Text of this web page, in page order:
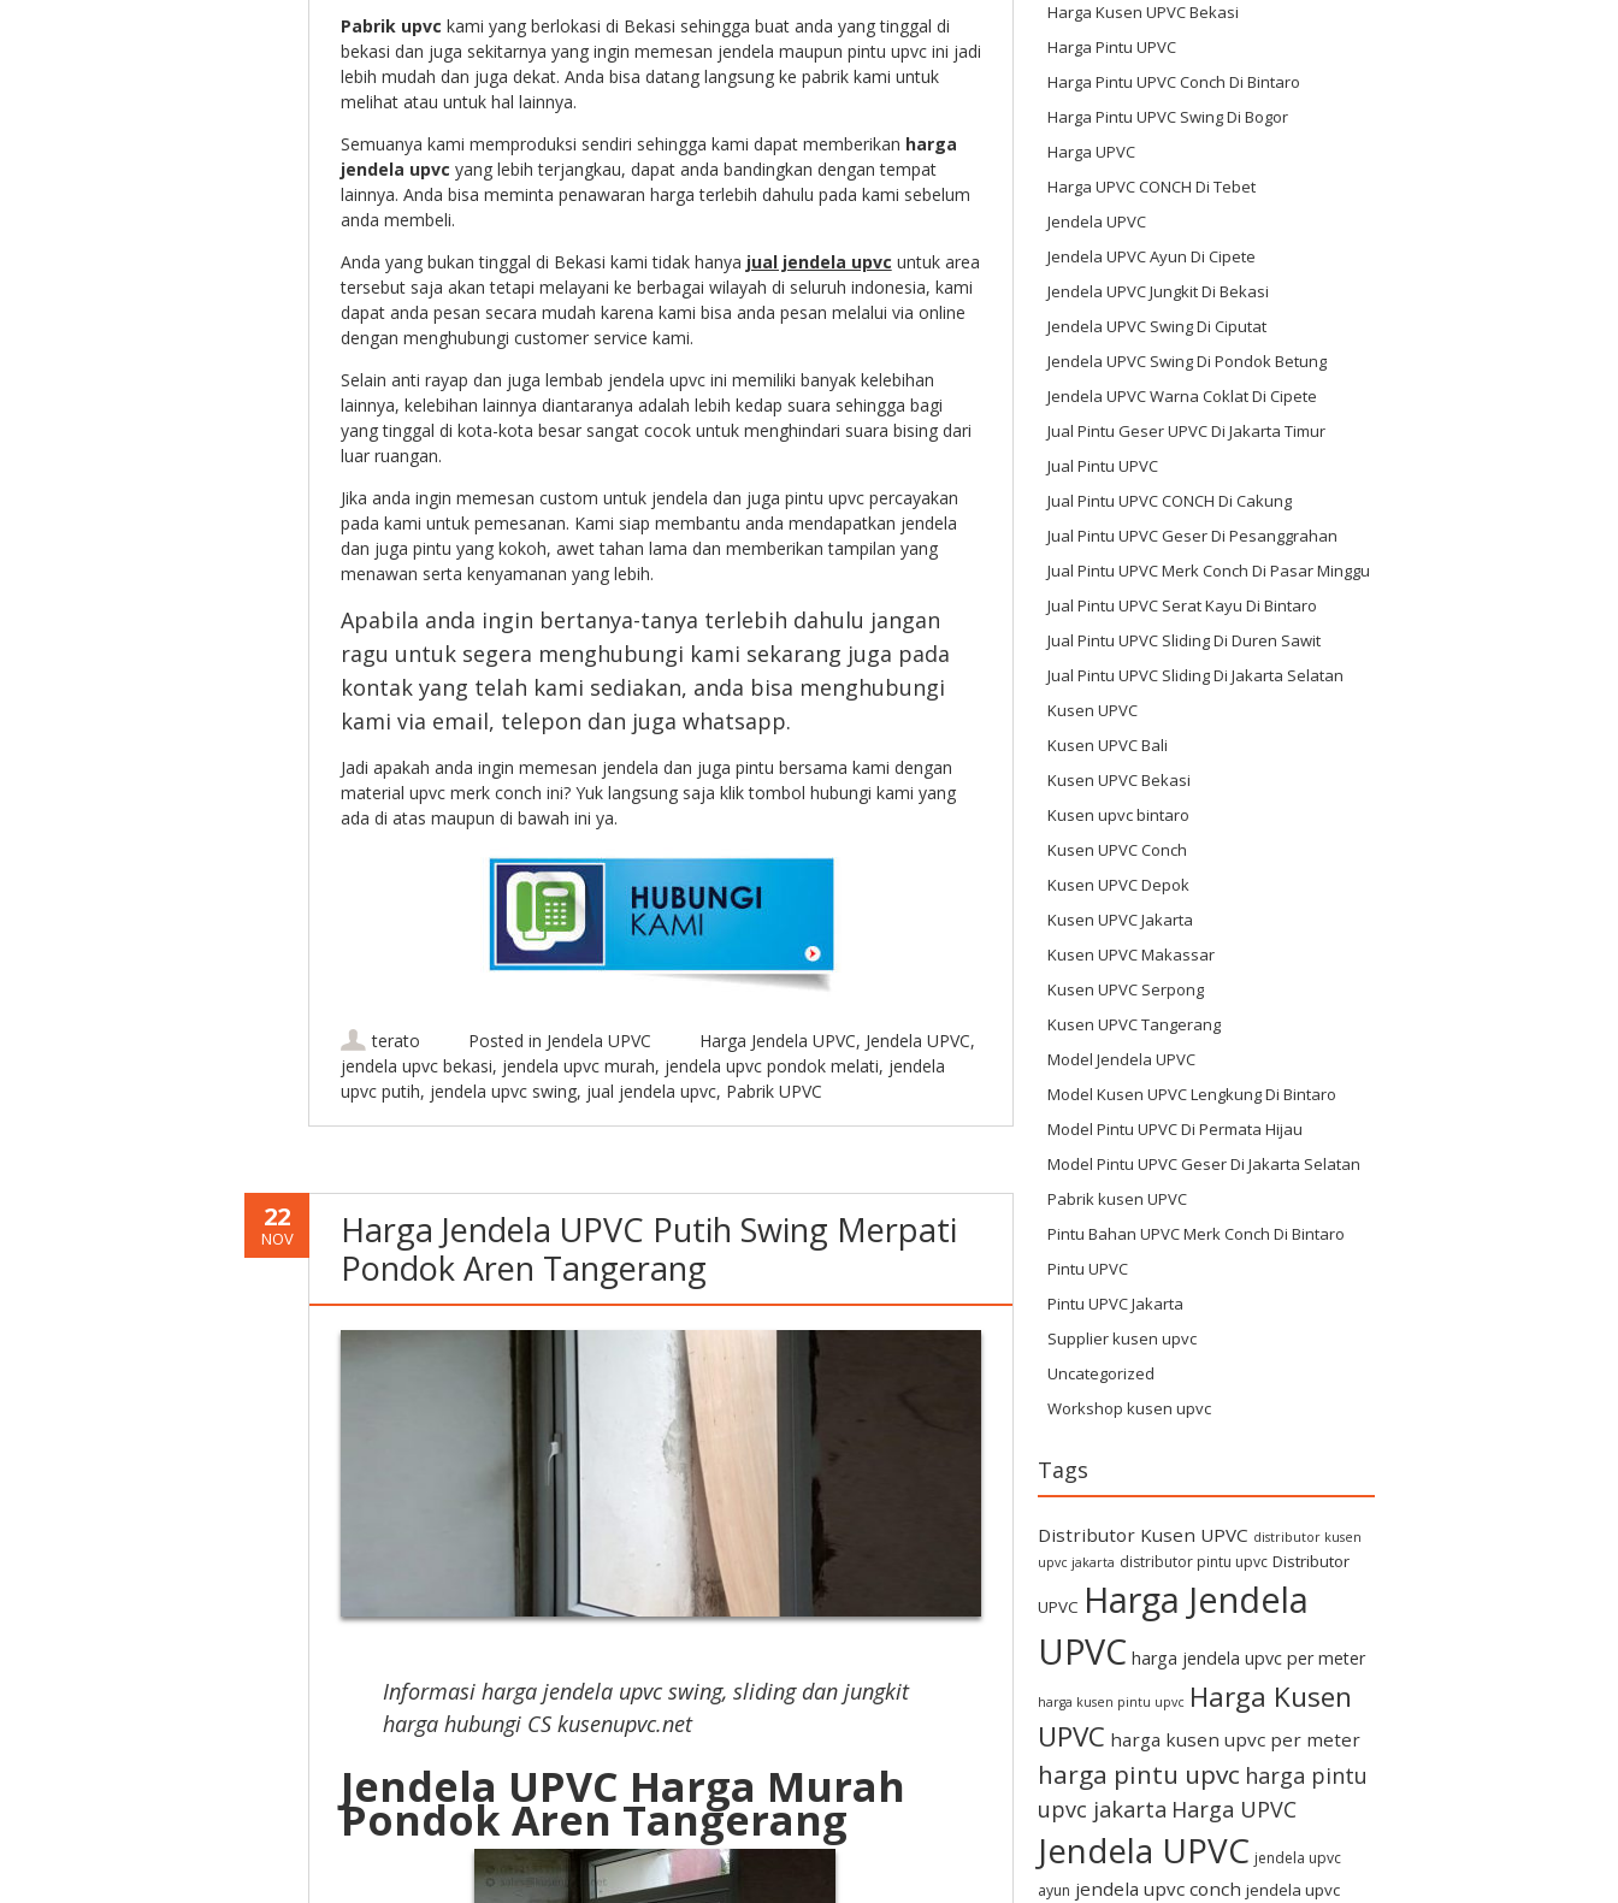
Pabrik upvc kami yang berlokasi di Bekasi sehingga buat anda yang tinggal di
bekasi dan juga sekitarnya yang ingin memesan jendela maupun pintu upvc ini jadi
lebih mudah dan juga dekat. Anda bisa datang langsung ke pabrik kami untuk
melihat atau untuk hal lainnya.
Semuanya kami memproduksi sendiri sehingga kami dapat memberikan harga
jendela upvc yang lebih terjangkau, dapat anda bandingkan dengan tempat
lainnya. Anda bisa meminta penawaran harga terlebih dahulu pada kami sebelum
anda membeli.
Anda yang bukan tinggal di Bekasi kami tidak hanya jual jendela upvc untuk area
tersebut saja akan tetapi melayani ke berbagai wilayah di seluruh indonesia, kami
dapat anda pesan secara mudah karena kami bisa anda pesan melalui via online
dengan menghubungi customer service kami.
Selain anti rayap dan juga lembab jendela upvc ini memiliki banyak kelebihan
lainnya, kelebihan lainnya diantaranya adalah lebih kedap suara sehingga bagi
yang tinggal di kota-kota besar sangat cocok untuk menghindari suara bising dari
luar ruangan.
Jika anda ingin memesan custom untuk jendela dan juga pintu upvc percayakan
pada kami untuk pemesanan. Kami siap membantu anda mendapatkan jendela
dan juga pintu yang kokoh, awet tahan lama dan memberikan tampilan yang
menawan serta kenyamanan yang lebih.
Apabila anda ingin bertanya-tanya terlebih dahulu jangan
ragu untuk segera menghubungi kami sekarang juga pada
kontak yang telah kami sediakan, anda bisa menghubungi
kami via email, telepon dan juga whatsapp.
Jadi apakah anda ingin memesan jendela dan juga pintu bersama kami dengan
material upvc merk conch ini? Yuk langsung saja klik tombol hubungi kami yang
ada di atas maupun di bawah ini ya.
terato Posted in Jendela UPVC Harga Jendela UPVC, Jendela UPVC,
jendela upvc bekasi, jendela upvc murah, jendela upvc pondok melati, jendela
upvc putih, jendela upvc swing, jual jendela upvc, Pabrik UPVC
22
NOV
Harga Jendela UPVC Putih Swing Merpati
Pondok Aren Tangerang
Informasi harga jendela upvc swing, sliding dan jungkit
harga hubungi CS kusenupvc.net
Jendela UPVC Harga Murah
Pondok Aren Tangerang
Harga Kusen UPVC Bekasi
Harga Pintu UPVC
Harga Pintu UPVC Conch Di Bintaro
Harga Pintu UPVC Swing Di Bogor
Harga UPVC
Harga UPVC CONCH Di Tebet
Jendela UPVC
Jendela UPVC Ayun Di Cipete
Jendela UPVC Jungkit Di Bekasi
Jendela UPVC Swing Di Ciputat
Jendela UPVC Swing Di Pondok Betung
Jendela UPVC Warna Coklat Di Cipete
Jual Pintu Geser UPVC Di Jakarta Timur
Jual Pintu UPVC
Jual Pintu UPVC CONCH Di Cakung
Jual Pintu UPVC Geser Di Pesanggrahan
Jual Pintu UPVC Merk Conch Di Pasar Minggu
Jual Pintu UPVC Serat Kayu Di Bintaro
Jual Pintu UPVC Sliding Di Duren Sawit
Jual Pintu UPVC Sliding Di Jakarta Selatan
Kusen UPVC
Kusen UPVC Bali
Kusen UPVC Bekasi
Kusen upvc bintaro
Kusen UPVC Conch
Kusen UPVC Depok
Kusen UPVC Jakarta
Kusen UPVC Makassar
Kusen UPVC Serpong
Kusen UPVC Tangerang
Model Jendela UPVC
Model Kusen UPVC Lengkung Di Bintaro
Model Pintu UPVC Di Permata Hijau
Model Pintu UPVC Geser Di Jakarta Selatan
Pabrik kusen UPVC
Pintu Bahan UPVC Merk Conch Di Bintaro
Pintu UPVC
Pintu UPVC Jakarta
Supplier kusen upvc
Uncategorized
Workshop kusen upvc
Tags
Distributor Kusen UPVC distributor kusen
upvc jakarta distributor pintu upvc Distributor
UPVC Harga Jendela
UPVC harga jendela upvc per meter
harga kusen pintu upvc Harga Kusen
UPVC harga kusen upvc per meter
harga pintu upvc harga pintu
upvc jakarta Harga UPVC
Jendela UPVC jendela upvc
ayun jendela upvc conch jendela upvc